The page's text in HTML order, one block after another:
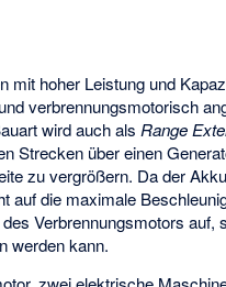
mit hoher Leistung und
verbrennungsmotorisch
wird auch als Range
Strecken über einen
zu vergrößern. Da der
auf die maximale
Verbrennungsmotors auf,
werden kann.